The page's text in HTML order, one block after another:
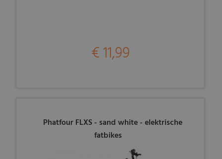
€ 11,99
Phatfour FLXS - sand white - elektrische
fatbikes